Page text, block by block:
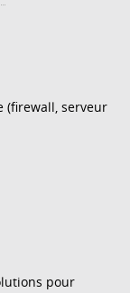
(firewall, serveur
pour